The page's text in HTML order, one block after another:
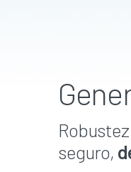
seguro,